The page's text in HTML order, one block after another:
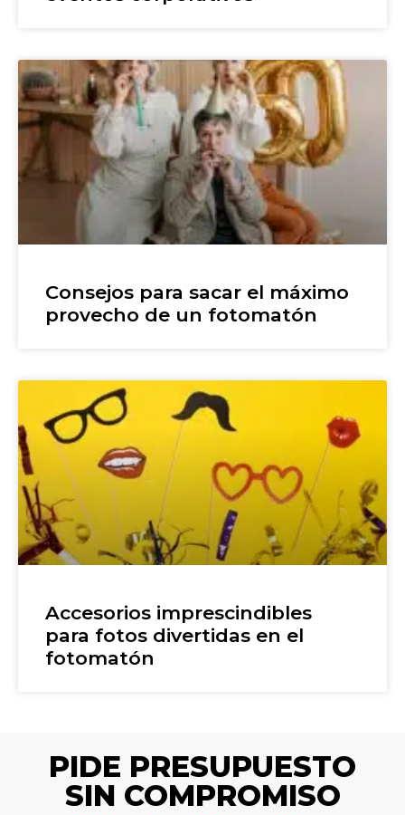
Consejos para sacar el máximo
provecho de un fotomatón
Accesorios imprescindibles
para fotos divertidas en el
fotomatón
PIDE PRESUPUESTO
SIN COMPROMISO